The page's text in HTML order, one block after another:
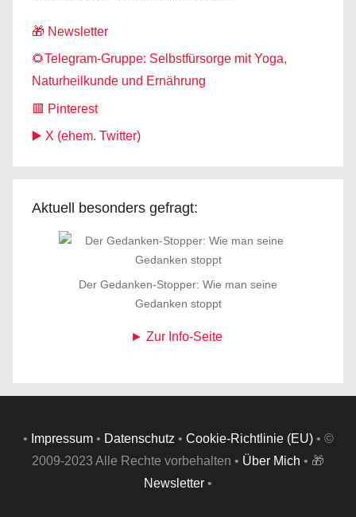
🎁 Newsletter
🌻Telegram-Gruppe: Selbstfürsorge mit Yoga,
Naturheilkunde und Ernährung
🟥 Pinterest
▶️ X (ehem. Twitter)
Aktuell besonders gefragt:
Der Gedanken-Stopper: Wie man seine
Gedanken stoppt
► Zur Info-Seite
• Impressum• Datenschutz • Cookie-Richtlinie (EU)• ©
2009-2023 Alle Rechte vorbehalten • Über Mich • 🎁
Newsletter •